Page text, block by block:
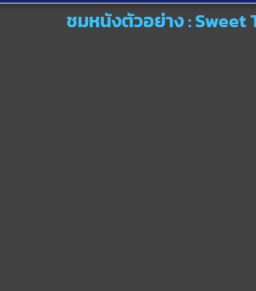
ชมหนังตัวอย่าง : Sweet